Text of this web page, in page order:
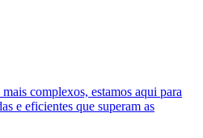
complexos, estamos aqui para
e eficientes que superam as